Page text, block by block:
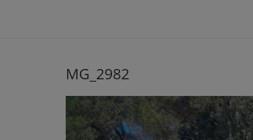
MG_2982